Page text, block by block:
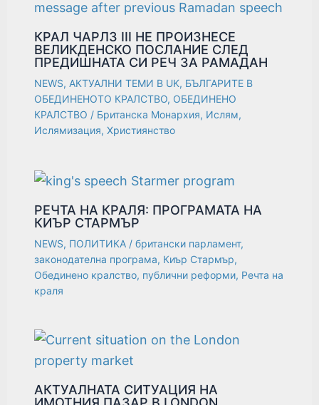
КРАЛ ЧАРЛЗ III НЕ ПРОИЗНЕСЕ
ВЕЛИКДЕНСКО ПОСЛАНИЕ СЛЕД
ПРЕДИШНАТА СИ РЕЧ ЗА РАМАДАН
NEWS, АКТУАЛНИ ТЕМИ В UK, БЪЛГАРИТЕ В
ОБЕДИНЕНОТО КРАЛСТВО, ОБЕДИНЕНО
КРАЛСТВО / Британска Монархия, Ислям,
Ислямизация,Християнство
РЕЧТА НА КРАЛЯ: ПРОГРАМАТА НА
КИЪР СТАРМЪР
NEWS, ПОЛИТИКА /британски парламент,
законодателна програма, Киър Стармър,
Обединено кралство, публични реформи, Речта на
краля
АКТУАЛНАТА СИТУАЦИЯ НА